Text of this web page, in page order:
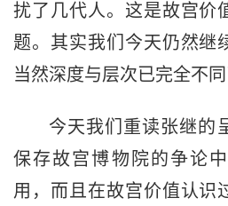
扰了几代人。这是故宫价
题。其实我们今天仍然继
当然深度与层次已完全不同
今天我们重读张继的
保存故宫博物院的争论
用，而且在故宫价值认识